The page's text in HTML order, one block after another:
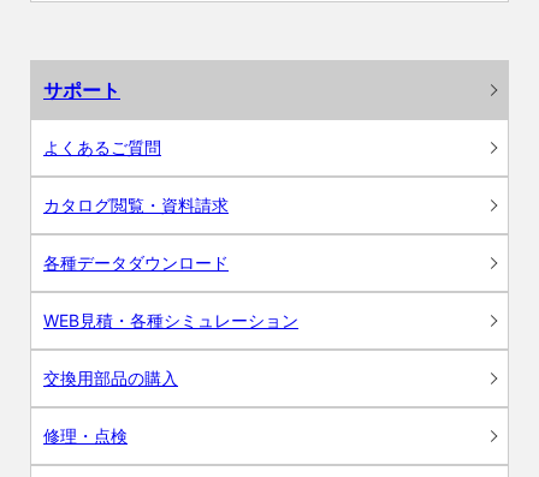
サポート
よくあるご質問
カタログ閲覧・資料請求
各種データダウンロード
WEB見積・各種シミュレーション
交換用部品の購入
修理・点検